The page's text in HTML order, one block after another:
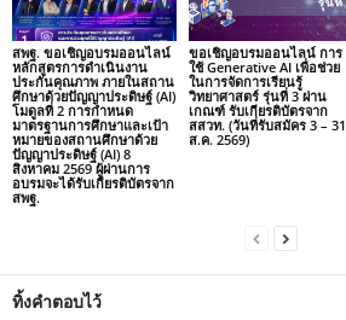
สพฐ. ขอเชิญอบรมออนไลน์
หลักสูตรการดำเนินงาน
ประกันคุณภาพ ภายในสถาน
ศึกษาด้วยปัญญาประดิษฐ์ (AI)
โมดูลที่ 2 การกำหนด
มาตรฐานการศึกษาและเป้า
หมายของสถานศึกษาด้วย
ปัญญาประดิษฐ์ (AI) 8
สิงหาคม 2569 ผู้ผ่านการ
อบรมจะได้รับเกียรติบัตรจาก
สพฐ.
ขอเชิญอบรมออนไลน์ การ
ใช้ Generative AI เพื่อช่วย
ในการจัดการเรียนรู้
วิทยาศาสตร์ รุ่นที่ 3 ผ่าน
เกณฑ์ รับเกียรติบัตรจาก
สสวท. (วันที่รับสมัคร 3 – 31
ส.ค. 2569)
ทิ้งคำตอบไว้